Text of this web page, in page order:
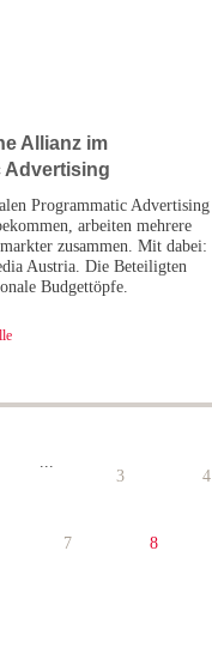
Allianz im
Advertising
Programmatic Advertising
arbeiten mehrere
zusammen. Mit dabei:
Austria. Die Beteiligten
Budgettöpfe.
...
3
4
7 8